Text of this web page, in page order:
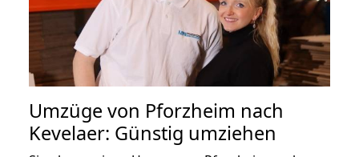
Umzüge von Pforzheim nach
Kevelaer: Günstig umziehen